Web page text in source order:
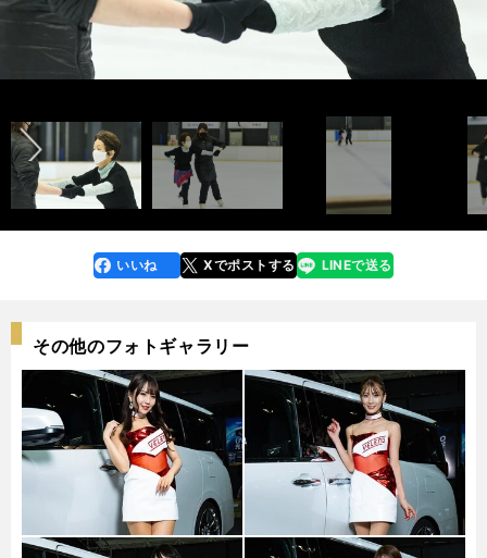
記事＞＞
photo by Todoriki Sairi
記事＞＞
photo by Todoriki Sairi
前へ
faceboo
k
いいね Xでポストする
line LINEで送る
その他のフォトギャラリー